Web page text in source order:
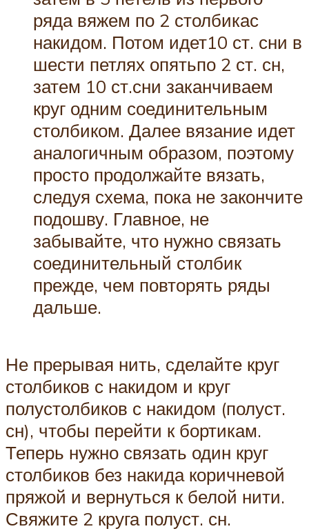
ряда вяжем по 2 столбикас
накидом. Потом идет10 ст. сни в
шести петлях опятьпо 2 ст. сн,
затем 10 ст.сни заканчиваем
круг одним соединительным
столбиком. Далее вязание идет
аналогичным образом, поэтому
просто продолжайте вязать,
следуя схема, пока не закончите
подошву. Главное, не
забывайте, что нужно связать
соединительный столбик
прежде, чем повторять ряды
дальше.
Не прерывая нить, сделайте круг
столбиков с накидом и круг
полустолбиков с накидом (полуст.
сн), чтобы перейти к бортикам.
Теперь нужно связать один круг
столбиков без накида коричневой
пряжой и вернуться к белой нити.
Свяжите 2 круга полуст. сн.